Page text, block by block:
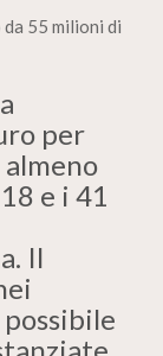
da 55 milioni di
per
e i 41
Il